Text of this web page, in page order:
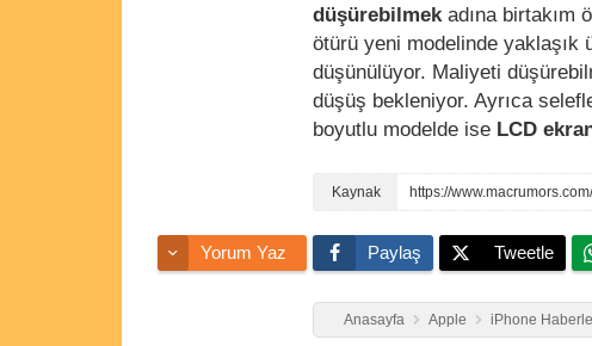
düşürebilmekadına birtakım
ötürü yeni modelinde yaklaşık
düşünülüyor. Maliyeti
düşüş bekleniyor. Ayrıca
boyutlu modelde ise LCD
https://
Yorum Yaz Paylaş Tweetle
Anasayfa Apple iPhone